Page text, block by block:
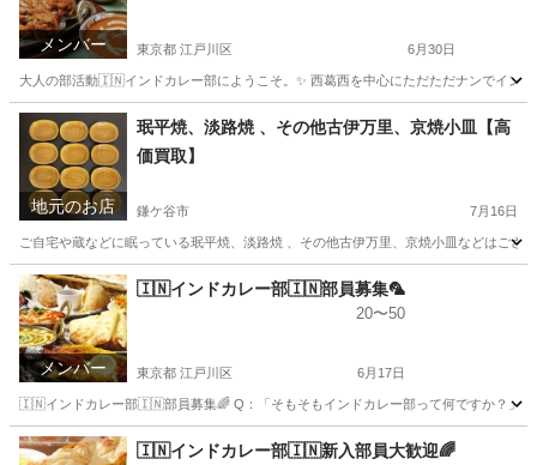
メンバー 東京都 江戸川区 6月30日
大人の部活動🇮🇳インドカレー部にようこそ。✨ 西葛西を中心にただただナンでイン
東京 江戸川区 その他 インドカレー
地元のお店
珉平焼、淡路焼 、その他古伊万里、京焼小皿【高
価買取】
鎌ケ谷市 7月16日
ご自宅や蔵などに眠っている珉平焼、淡路焼 、その他古伊万里、京焼小皿などはご
千葉 鎌ケ谷市 不用品買取 買取
メンバー
🇮🇳インドカレー部🇮🇳部員募集🦜
20〜50
東京都 江戸川区 6月17日
🇮🇳インドカレー部🇮🇳部員募集🌈 Q：「そもそもインドカレー部って何ですか？」 A
東京 江戸川区 その他 インドカレー
🇮🇳インドカレー部🇮🇳新入部員大歓迎🌈